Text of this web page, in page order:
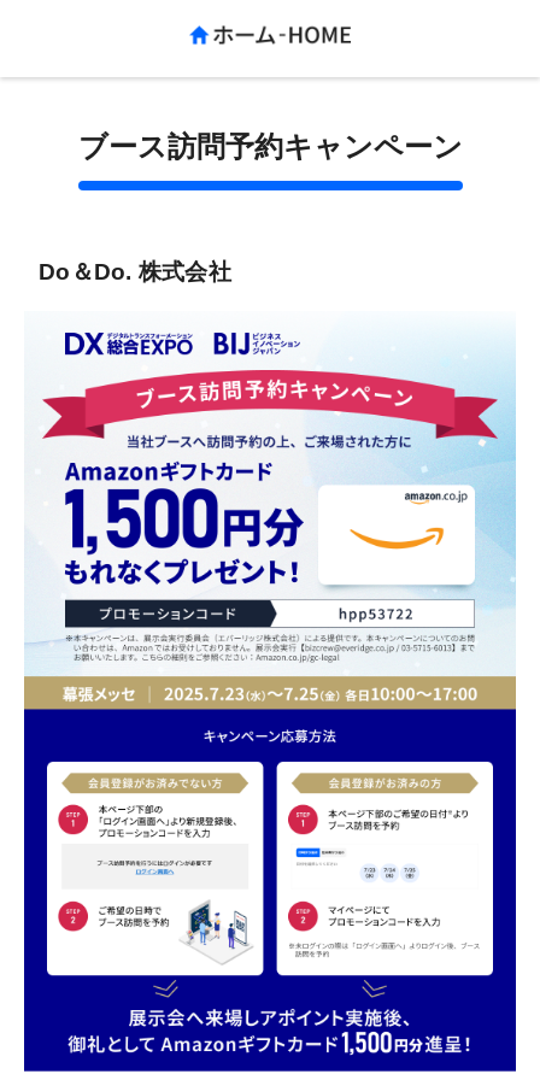
ブース訪問予約キャンペーン
Do＆Do. 株式会社